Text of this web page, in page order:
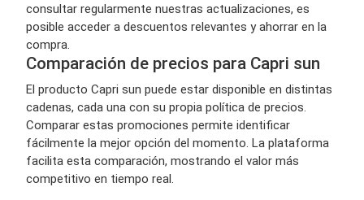
consultar regularmente nuestras actualizaciones, es
posible acceder a descuentos relevantes y ahorrar en la
compra.
Comparación de precios para Capri sun
El producto Capri sun puede estar disponible en distintas
cadenas, cada una con su propia política de precios.
Comparar estas promociones permite identificar
fácilmente la mejor opción del momento. La plataforma
facilita esta comparación, mostrando el valor más
competitivo en tiempo real.